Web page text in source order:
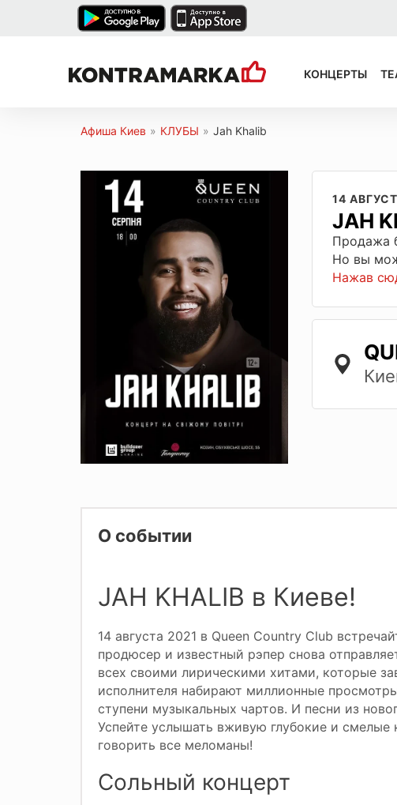
КОНЦЕРТЫ
Афиша Киев » КЛУБЫ » Jah Khalib
14
JAH
Продажа
Но вы
Нажав
О событии
JAH KHALIB в Киеве!
14 августа 2021 в Queen Country Club
продюсер и известный рэпер снова
всех своими лирическими хитами, которые
исполнителя набирают миллионные
ступени музыкальных чартов. И песни из
Успейте услышать вживую глубокие и
говорить все меломаны!
Сольный концерт